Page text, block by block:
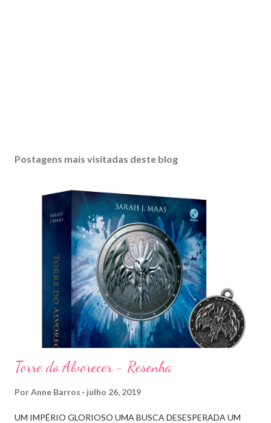
Postagens mais visitadas deste blog
Torre do Alvorecer - Resenha
PorAnne Barros julho 26, 2019
UM IMPÉRIO GLORIOSO UMA BUSCA DESESPERADA UM